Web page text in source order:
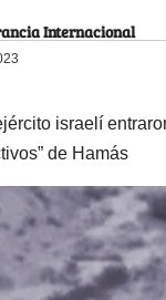
Internacional
israelí
de Hamás